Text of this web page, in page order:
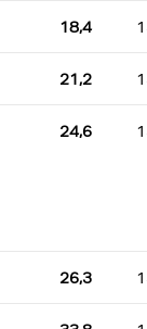
18,4
21,2
24,6
26,3